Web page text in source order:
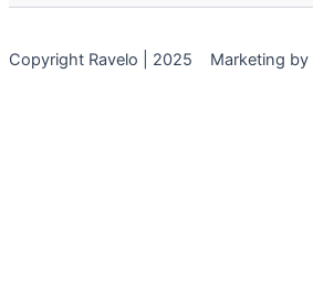
Copyright Ravelo | 2025 Marketing by